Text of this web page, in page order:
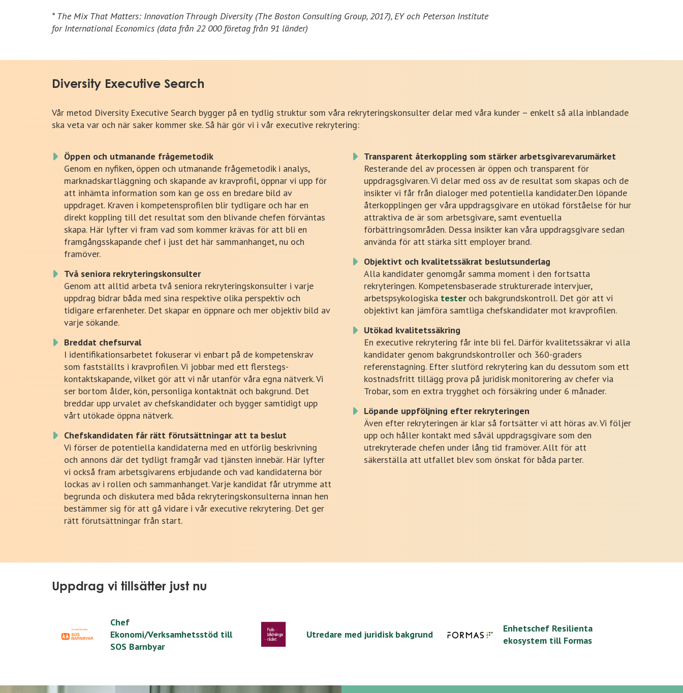
* The Mix That Matters: Innovation Through Diversity (The Boston Consulting Group, 2017), EY och Peterson Institute
for International Economics (data från 22 000 företag från 91 länder)
Diversity Executive Search
Vår metod Diversity Executive Search bygger på en tydlig struktur som våra rekryteringskonsulter delar med våra kunder – enkelt så alla inblandade
ska veta var och när saker kommer ske. Så här gör vi i vår executive rekrytering:
Öppen och utmanande frågemetodik
Genom en nyfiken, öppen och utmanande frågemetodik i analys,
marknadskartläggning och skapande av kravprofil, öppnar vi upp för
att inhämta information som kan ge oss en bredare bild av
uppdraget. Kraven i kompetensprofilen blir tydligare och har en
direkt koppling till det resultat som den blivande chefen förväntas
skapa. Här lyfter vi fram vad som kommer krävas för att bli en
framgångsskapande chef i just det här sammanhanget, nu och
framöver.
Två seniora rekryteringskonsulter
Genom att alltid arbeta två seniora rekryteringskonsulter i varje
uppdrag bidrar båda med sina respektive olika perspektiv och
tidigare erfarenheter. Det skapar en öppnare och mer objektiv bild av
varje sökande.
Breddat chefsurval
I identifikationsarbetet fokuserar vi enbart på de kompetenskrav
som fastställts i kravprofilen. Vi jobbar med ett flerstegs-
kontaktskapande, vilket gör att vi når utanför våra egna nätverk. Vi
ser bortom ålder, kön, personliga kontaktnät och bakgrund. Det
breddar upp urvalet av chefskandidater och bygger samtidigt upp
vårt utökade öppna nätverk.
Chefskandidaten får rätt förutsättningar att ta beslut
Vi förser de potentiella kandidaterna med en utförlig beskrivning
och annons där det tydligt framgår vad tjänsten innebär. Här lyfter
vi också fram arbetsgivarens erbjudande och vad kandidaterna bör
lockas av i rollen och sammanhanget. Varje kandidat får utrymme att
begrunda och diskutera med båda rekryteringskonsulterna innan hen
bestämmer sig för att gå vidare i vår executive rekrytering. Det ger
rätt förutsättningar från start.
Transparent återkoppling som stärker arbetsgivarevarumärket
Resterande del av processen är öppen och transparent för
uppdragsgivaren. Vi delar med oss av de resultat som skapas och de
insikter vi får från dialoger med potentiella kandidater.Den löpande
återkopplingen ger våra uppdragsgivare en utökad förståelse för hur
attraktiva de är som arbetsgivare, samt eventuella
förbättringsområden. Dessa insikter kan våra uppdragsgivare sedan
använda för att stärka sitt employer brand.
Objektivt och kvalitetssäkrat beslutsunderlag
Alla kandidater genomgår samma moment i den fortsatta
rekryteringen. Kompetensbaserade strukturerade intervjuer,
arbetspsykologiska testeroch bakgrundskontroll. Det gör att vi
objektivt kan jämföra samtliga chefskandidater mot kravprofilen.
Utökad kvalitetssäkring
En executive rekrytering får inte bli fel. Därför kvalitetssäkrar vi alla
kandidater genom bakgrundskontroller och 360-graders
referenstagning. Efter slutförd rekrytering kan du dessutom som ett
kostnadsfritt tillägg prova på juridisk monitorering av chefer via
Trobar, som en extra trygghet och försäkring under 6 månader.
Löpande uppföljning efter rekryteringen
Även efter rekryteringen är klar så fortsätter vi att höras av. Vi följer
upp och håller kontakt med såväl uppdragsgivare som den
utrekryterade chefen under lång tid framöver. Allt för att
säkerställa att utfallet blev som önskat för båda parter.
Uppdrag vi tillsätter just nu
Chef
Ekonomi/Verksamhetsstöd till
SOS Barnbyar
Utredare med juridisk bakgrund
Enhetschef Resilienta
ekosystem till Formas